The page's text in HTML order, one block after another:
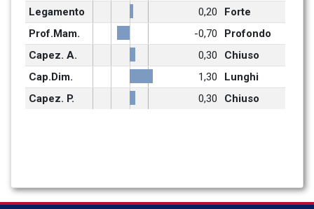
Legamento
0,20
Forte
Prof.Mam.
-0,70
Profondo
Capez. A.
0,30
Chiuso
Cap.Dim.
1,30
Lunghi
Capez. P.
0,30 Chiuso